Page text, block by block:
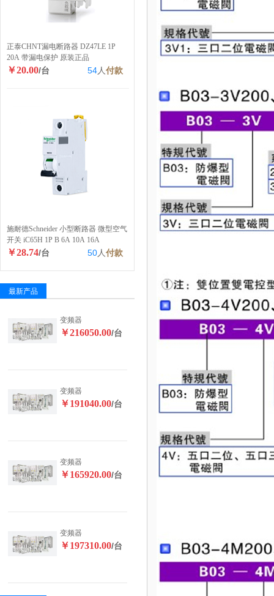
正泰CHNT漏电断路器 DZ47LE 1P
20A 带漏电保护 原装正品
￥20.00/台 54人付款
施耐德Schneider 小型断路器 微型空气
开关 iC65H 1P B 6A 10A 16A
￥28.74/台 50人付款
最新产品
变频器
￥216050.00/台
变频器
￥191040.00/台
变频器
￥165920.00/台
变频器
￥197310.00/台